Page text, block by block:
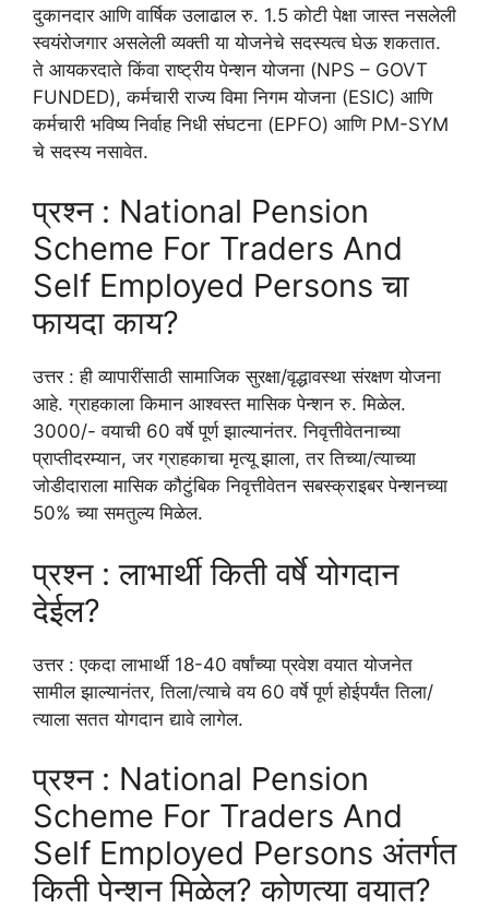
दुकानदार आणि वार्षिक उलाढाल रु. 1.5 कोटी पेक्षा जास्त नसलेली
स्वयंरोजगार असलेली व्यक्ती या योजनेचे सदस्यत्व घेऊ शकतात.
ते आयकरदाते किंवा राष्ट्रीय पेन्शन योजना (NPS – GOVT
FUNDED), कर्मचारी राज्य विमा निगम योजना (ESIC) आणि
कर्मचारी भविष्य निर्वाह निधी संघटना (EPFO) आणि PM-SYM
चे सदस्य नसावेत.
प्रश्न : National Pension
Scheme For Traders And
Self Employed Persons चा
फायदा काय?
उत्तर : ही व्यापारींसाठी सामाजिक सुरक्षा/वृद्धावस्था संरक्षण योजना
आहे. ग्राहकाला किमान आश्वस्त मासिक पेन्शन रु. मिळेल.
3000/- वयाची 60 वर्षे पूर्ण झाल्यानंतर. निवृत्तीवेतनाच्या
प्राप्तीदरम्यान, जर ग्राहकाचा मृत्यू झाला, तर तिच्या/त्याच्या
जोडीदाराला मासिक कौटुंबिक निवृत्तीवेतन सबस्क्राइबर पेन्शनच्या
50% च्या समतुल्य मिळेल.
प्रश्न : लाभार्थी किती वर्षे योगदान
देईल?
उत्तर : एकदा लाभार्थी 18-40 वर्षांच्या प्रवेश वयात योजनेत
सामील झाल्यानंतर, तिला/त्याचे वय 60 वर्षे पूर्ण होईपर्यंत तिला/
त्याला सतत योगदान द्यावे लागेल.
प्रश्न : National Pension
Scheme For Traders And
Self Employed Persons अंतर्गत
किती पेन्शन मिळेल? कोणत्या वयात?